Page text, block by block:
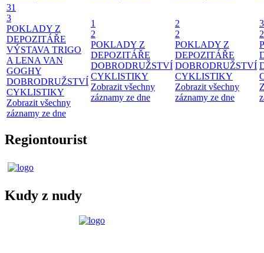
31
3
POKLADY Z
DEPOZITÁŘE
VÝSTAVA TRIGO
A LENA VAN
GOGHY
DOBRODRUŽSTVÍ
CYKLISTIKY
Zobrazit všechny
záznamy ze dne
1
2
POKLADY Z
DEPOZITÁŘE
DOBRODRUŽSTVÍ
CYKLISTIKY
Zobrazit všechny
záznamy ze dne
2
2
POKLADY Z
DEPOZITÁŘE
DOBRODRUŽSTVÍ
CYKLISTIKY
Zobrazit všechny
záznamy ze dne
3
2
Regiontourist
Kudy z nudy